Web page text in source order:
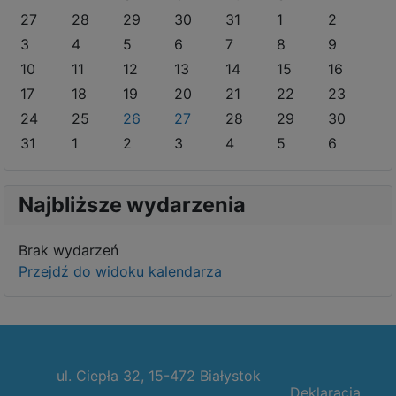
27
28 29 30 31 1
2
3
4 5 6 7 8
9
10
11 12 13 14 15
16
17
18 19 20 21 22
23
24
25 26 27 28 29
30
31
1 2 3 4 5 6
Najbliższe wydarzenia
Brak wydarzeń
Przejdź do widoku kalendarza
ul. Ciepła 32, 15-472 Białystok
Deklaracja